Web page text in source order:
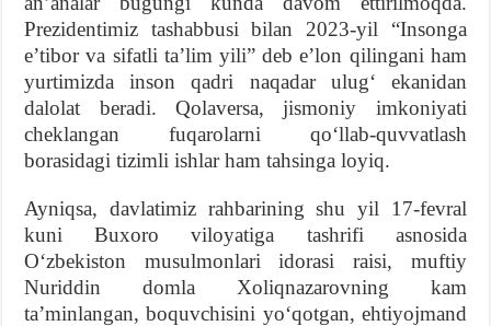
Prezidentimiz tashabbusi bilan 2023-yil “Insonga
eʼtibor va sifatli taʼlim yili” deb eʼlon qilingani ham
yurtimizda inson qadri naqadar ulugʻ ekanidan
dalolat beradi. Qolaversa, jismoniy imkoniyati
cheklangan fuqarolarni qoʻllab-quvvatlash
borasidagi tizimli ishlar ham tahsinga loyiq.
Ayniqsa, davlatimiz rahbarining shu yil 17-fevral
kuni Buxoro viloyatiga tashrifi asnosida
Oʻzbekiston musulmonlari idorasi raisi, muftiy
Nuriddin domla Xoliqnazarovning kam
taʼminlangan, boquvchisini yoʻqotgan, ehtiyojmand